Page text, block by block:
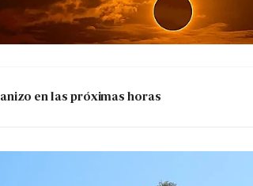
en las próximas horas